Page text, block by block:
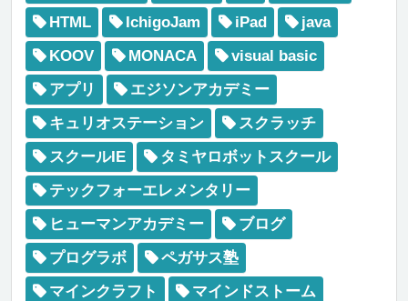
HTML
IchigoJam iPad
java
KOOV
MONACA
visual basic
アプリ
エジソンアカデミー
キュリオステーション
スクラッチ
スクールIE
タミヤロボットスクール
テックフォーエレメンタリー
ヒューマンアカデミー
ブログ
プログラボ
ペガサス塾
マインクラフト
マインドストーム